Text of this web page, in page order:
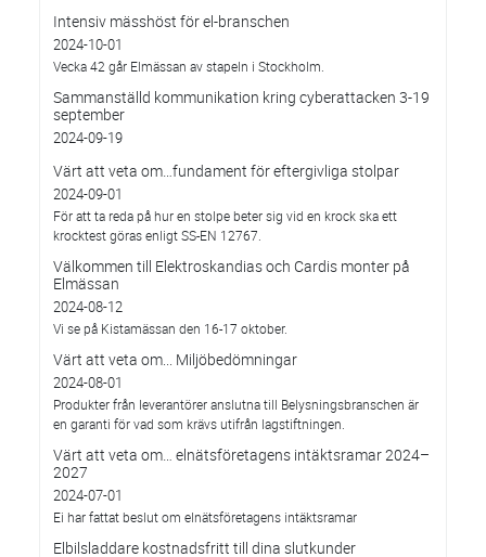
Intensiv mässhöst för el-branschen
2024-10-01
Vecka 42 går Elmässan av stapeln i Stockholm.
Sammanställd kommunikation kring cyberattacken 3-19
september
2024-09-19
Värt att veta om…fundament för eftergivliga stolpar
2024-09-01
För att ta reda på hur en stolpe beter sig vid en krock ska ett
krocktest göras enligt SS-EN 12767.
Välkommen till Elektroskandias och Cardis monter på
Elmässan
2024-08-12
Vi se på Kistamässan den 16-17 oktober.
Värt att veta om... Miljöbedömningar
2024-08-01
Produkter från leverantörer anslutna till Belysningsbranschen är
en garanti för vad som krävs utifrån lagstiftningen.
Värt att veta om… elnätsföretagens intäktsramar 2024–
2027
2024-07-01
Ei har fattat beslut om elnätsföretagens intäktsramar
Elbilsladdare kostnadsfritt till dina slutkunder